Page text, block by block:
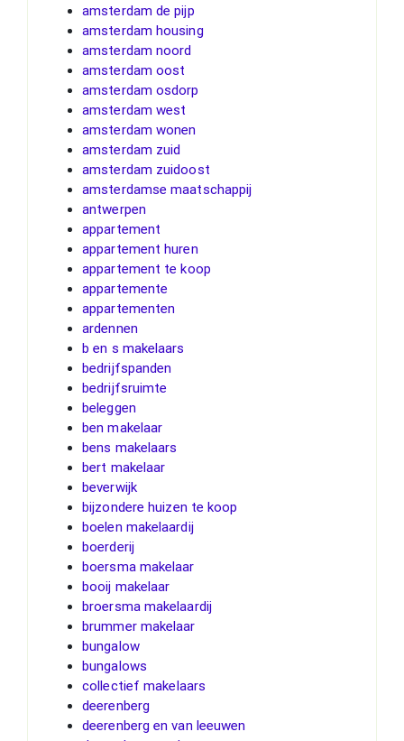
amsterdam de pijp
amsterdam housing
amsterdam noord
amsterdam oost
amsterdam osdorp
amsterdam west
amsterdam wonen
amsterdam zuid
amsterdam zuidoost
amsterdamse maatschappij
antwerpen
appartement
appartement huren
appartement te koop
appartemente
appartementen
ardennen
b en s makelaars
bedrijfspanden
bedrijfsruimte
beleggen
ben makelaar
bens makelaars
bert makelaar
beverwijk
bijzondere huizen te koop
boelen makelaardij
boerderij
boersma makelaar
booij makelaar
broersma makelaardij
brummer makelaar
bungalow
bungalows
collectief makelaars
deerenberg
deerenberg en van leeuwen